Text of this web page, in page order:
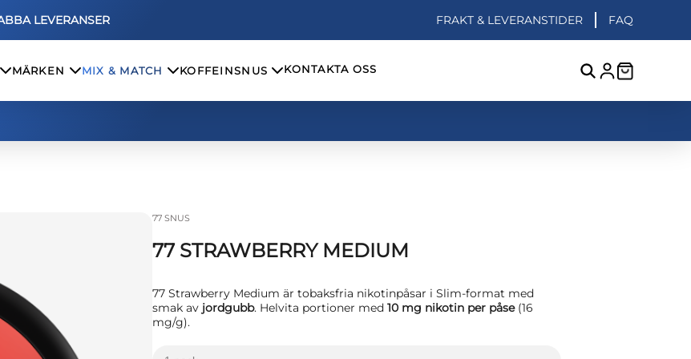
LEVERANSER FRAKT & LEVERANSTIDER FAQ
MÄRKEN MIX & MATCH KOFFEINSNUS KONTAKTA OSS
77 SNUS
77 STRAWBERRY MEDIUM
77 Strawberry Medium är tobaksfria nikotinpåsar i Slim-format med
smak av jordgubb. Helvita portioner med 10 mg nikotin per påse(16
mg/g).